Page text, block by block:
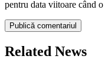
Related News